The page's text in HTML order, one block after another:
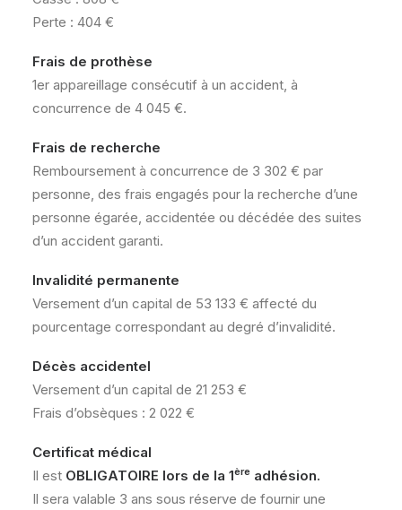
Perte : 404 €
Frais de prothèse
1er appareillage consécutif à un accident, à
concurrence de 4 045 €.
Frais de recherche
Remboursement à concurrence de 3 302 € par
personne, des frais engagés pour la recherche d’une
personne égarée, accidentée ou décédée des suites
d’un accident garanti.
Invalidité permanente
Versement d’un capital de 53 133 € affecté du
pourcentage correspondant au degré d’invalidité.
Décès accidentel
Versement d’un capital de 21 253 €
Frais d’obsèques : 2 022 €
Certificat médical
Il est OBLIGATOIRE lors de la 1ère adhésion.
Il sera valable 3 ans sous réserve de fournir une